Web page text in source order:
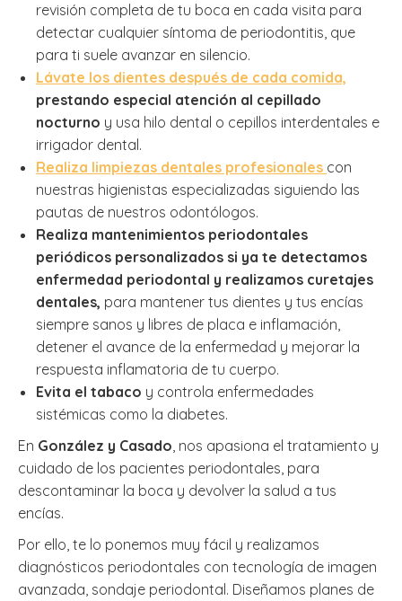
revisión completa de tu boca en cada visita para
detectar cualquier síntoma de periodontitis, que
para ti suele avanzar en silencio.
Lávate los dientes después de cada comida,
prestando especial atención al cepillado
nocturno y usa hilo dental o cepillos interdentales e
irrigador dental.
Realiza limpiezas dentales profesionales con
nuestras higienistas especializadas siguiendo las
pautas de nuestros odontólogos.
Realiza mantenimientos periodontales
periódicos personalizados si ya te detectamos
enfermedad periodontal y realizamos curetajes
dentales, para mantener tus dientes y tus encías
siempre sanos y libres de placa e inflamación,
detener el avance de la enfermedad y mejorar la
respuesta inflamatoria de tu cuerpo.
Evita el tabaco y controla enfermedades
sistémicas como la diabetes.
En González y Casado, nos apasiona el tratamiento y
cuidado de los pacientes periodontales, para
descontaminar la boca y devolver la salud a tus
encías.
Por ello, te lo ponemos muy fácil y realizamos
diagnósticos periodontales con tecnología de imagen
avanzada, sondaje periodontal. Diseñamos planes de